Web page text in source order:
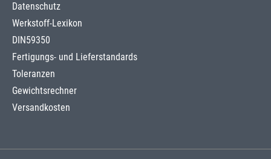
Datenschutz
Werkstoff-Lexikon
DIN59350
Fertigungs- und Lieferstandards
Toleranzen
Gewichtsrechner
Versandkosten